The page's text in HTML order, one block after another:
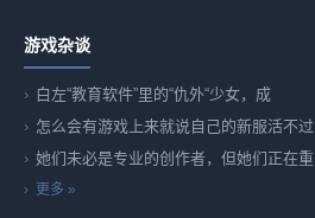
游戏杂谈
白左“教育软件”里的“仇外“少女，成
怎么会有游戏上来就说自己的新服活不过
她们未必是专业的创作者，但她们正在重
更多 »